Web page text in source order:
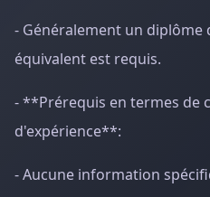
- Généralement un diplôme
équivalent est requis.
- **Prérequis en termes de
d'expérience**:
- Aucune information